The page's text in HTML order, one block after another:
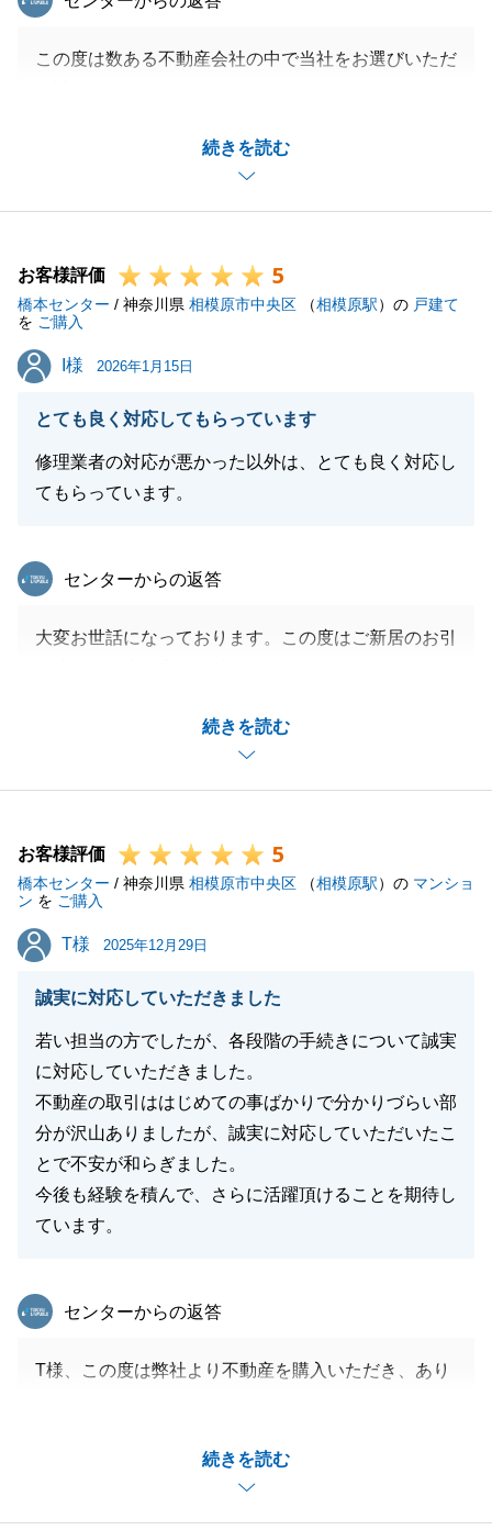
続きを読む
この度は数ある不動産会社の中で当社をお選びいただ
動産会社とやり取りされていたと思いますが、縁あっ
てお問合せいただきご成約まで至れたのはお客様のご
協力いただけたおかげだと思っております。
良いお取引きだったと重ね重ね思います。
今回でお取引きは完了しましたがもしまた何か不動産
の事でお困りごとがございましたらお気軽にご連絡い
ただけますと幸いでございます。
お客様評価 5
橋本センター / 神奈川県 相模原市中央区 （相模原駅）の 戸建て
を ご購入
I様
I様 2026年1月15日
とても良く対応してもらっています
修理業者の対応が悪かった以外は、とても良く対応し
てもらっています。
続きを読む
東急リバブル
センターからの返答
大変お世話になっております。この度はご新居のお引
際があり、大変失礼いたしました。
引き続き、ご自宅の売却活動についてもしっかりと対
応してまいりますので何卒よろしくお願いいたしま
お客様評価 5
橋本センター / 神奈川県 相模原市中央区 （相模原駅）の マンショ
ン を ご購入
T様
T様 2025年12月29日
誠実に対応していただきました
若い担当の方でしたが、各段階の手続きについて誠実
に対応していただきました。
不動産の取引ははじめての事ばかりで分かりづらい部
分が沢山ありましたが、誠実に対応していただいたこ
とで不安が和らぎました。
今後も経験を積んで、さらに活躍頂けることを期待し
ています。
続きを読む
東急リバブル
センターからの返答
T様、この度は弊社より不動産を購入いただき、あり
丁寧な接客でお客様に喜んでいただけるように精進致
します。